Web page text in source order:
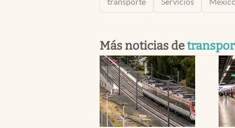
Más noticias de